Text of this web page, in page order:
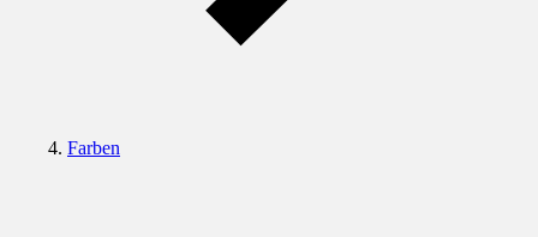
Farben